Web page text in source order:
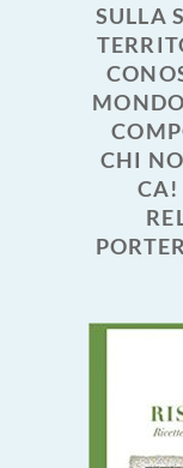
SULLA
CHI
CA!